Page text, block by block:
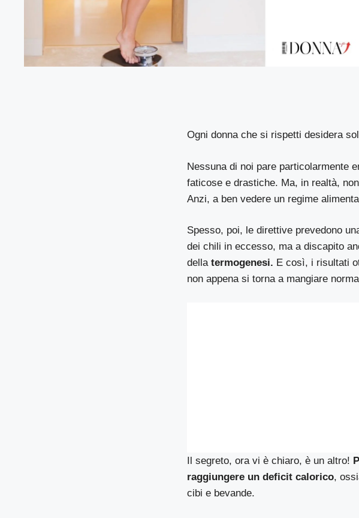
Ogni donna che si rispetti desidera
Nessuna di noi pare particolarmente
faticose e drastiche. Ma, in realtà,
Anzi, a ben vedere un regime
Spesso, poi, le direttive prevedono
dei chili in eccesso, ma a discapito
dellatermogenesi. E così, i risultati
non appena si torna a mangiare
Il segreto, ora vi è chiaro, è un altro!
raggiungere un deficit calorico,
cibi e bevande.